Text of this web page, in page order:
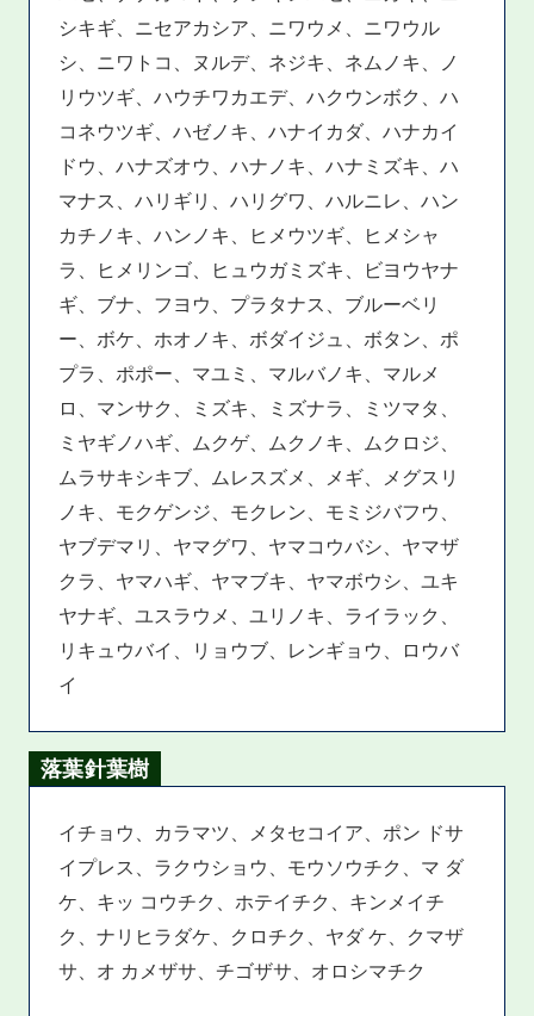
シキギ、ニセアカシア、ニワウメ、ニワウル
シ、ニワトコ、ヌルデ、ネジキ、ネムノキ、ノ
リウツギ、ハウチワカエデ、ハクウンボク、ハ
コネウツギ、ハゼノキ、ハナイカダ、ハナカイ
ドウ、ハナズオウ、ハナノキ、ハナミズキ、ハ
マナス、ハリギリ、ハリグワ、ハルニレ、ハン
カチノキ、ハンノキ、ヒメウツギ、ヒメシャ
ラ、ヒメリンゴ、ヒュウガミズキ、ビヨウヤナ
ギ、ブナ、フヨウ、プラタナス、ブルーベリ
ー、ボケ、ホオノキ、ボダイジュ、ボタン、ポ
プラ、ポポー、マユミ、マルバノキ、マルメ
ロ、マンサク、ミズキ、ミズナラ、ミツマタ、
ミヤギノハギ、ムクゲ、ムクノキ、ムクロジ、
ムラサキシキブ、ムレスズメ、メギ、メグスリ
ノキ、モクゲンジ、モクレン、モミジバフウ、
ヤブデマリ、ヤマグワ、ヤマコウバシ、ヤマザ
クラ、ヤマハギ、ヤマブキ、ヤマボウシ、ユキ
ヤナギ、ユスラウメ、ユリノキ、ライラック、
リキュウバイ、リョウブ、レンギョウ、ロウバ
イ
落葉針葉樹
イチョウ、カラマツ、メタセコイア、ポン ドサ
イプレス、ラクウショウ、モウソウチク、マ ダ
ケ、キッ コウチク、ホテイチク、キンメイチ
ク、ナリヒラダケ、クロチク、ヤダ ケ、クマザ
サ、オ カメザサ、チゴザサ、オロシマチク